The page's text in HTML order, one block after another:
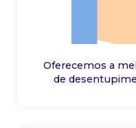
Oferecemos a
de